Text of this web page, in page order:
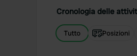
Cronologia delle
Tutto Posizioni